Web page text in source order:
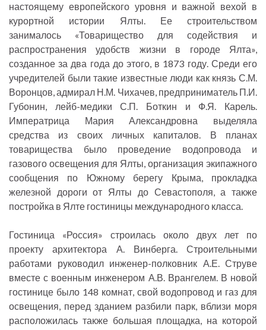
настоящему европейского уровня и важной вехой в
курортной истории Ялты. Ее строительством
занималось «Товарищество для содействия и
распространения удобств жизни в городе Ялта»,
созданное за два года до этого, в 1873 году. Среди его
учредителей были такие известные люди как князь С.М.
Воронцов, адмирал Н.М. Чихачев, предприниматель П.И.
Губонин, лейб-медики С.П. Боткин и Ф.Я. Карель.
Императрица Мария Александровна выделяла
средства из своих личных капиталов. В планах
товарищества было проведение водопровода и
газового освещения для Ялты, организация экипажного
сообщения по Южному берегу Крыма, прокладка
железной дороги от Ялты до Севастополя, а также
постройка в Ялте гостиницы международного класса.
Гостиница «Россия» строилась около двух лет по
проекту архитектора А. Винберга. Строительными
работами руководил инженер-полковник А.Е. Струве
вместе с военным инженером А.В. Врангелем. В новой
гостинице было 148 комнат, свой водопровод и газ для
освещения, перед зданием разбили парк, вблизи моря
расположилась также большая площадка, на которой